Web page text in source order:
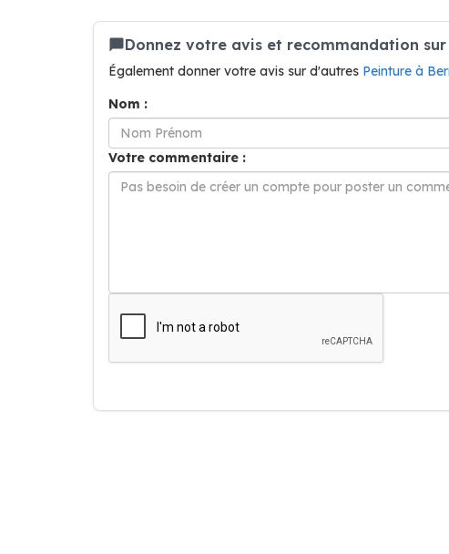
Donnez votre avis et recommandation sur
Également donner votre avis sur d'autres Peinture à
Nom :
Votre commentaire :